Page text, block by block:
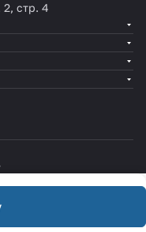
стр. 4